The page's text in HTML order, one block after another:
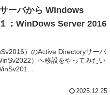
ーバから Windows
：WinDows Server 2016
）のActive Directoryサーバ
）へ移設をやってみたい
2025.12.25